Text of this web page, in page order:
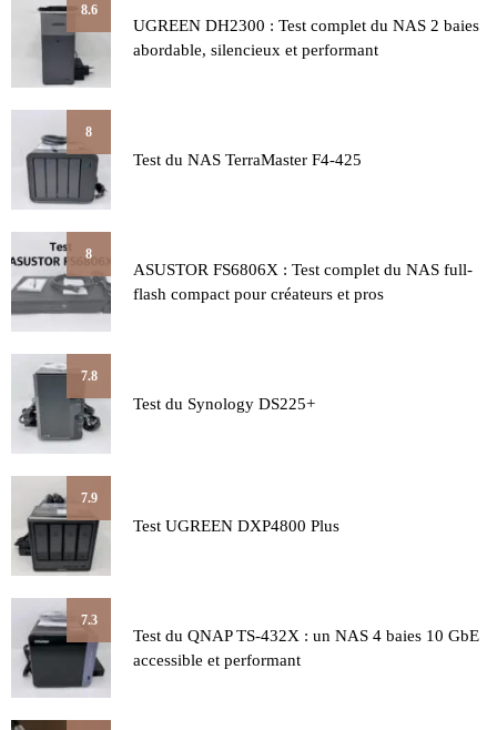
8.6
UGREEN DH2300 : Test complet du NAS 2 baies
abordable, silencieux et performant
8
Test du NAS TerraMaster F4-425
8
ASUSTOR FS6806X : Test complet du NAS full-
flash compact pour créateurs et pros
7.8
Test du Synology DS225+
7.9
Test UGREEN DXP4800 Plus
7.3
Test du QNAP TS-432X : un NAS 4 baies 10 GbE
accessible et performant